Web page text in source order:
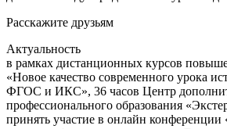
Расскажите друзьям
Актуальность
в рамках дистанционных курсов
«Новое качество современного урока
ФГОС и ИКС», 36 часов Центр
профессионального образования
принять участие в онлайн